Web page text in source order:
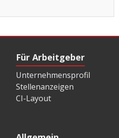
Für Arbeitgeber
Unternehmensprofil
Stellenanzeigen
CI-Layout